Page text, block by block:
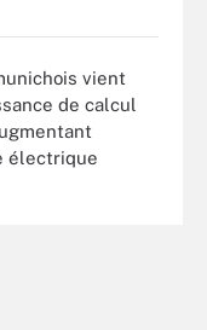
vient
de calcul
électrique